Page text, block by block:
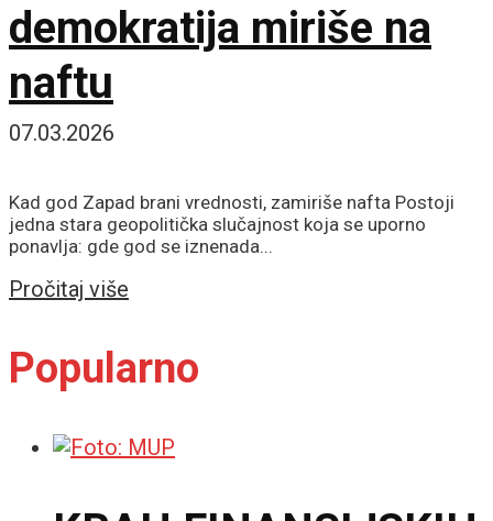
demokratija miriše na
naftu
07.03.2026
Kad god Zapad brani vrednosti, zamiriše nafta Postoji
jedna stara geopolitička slučajnost koja se uporno
ponavlja: gde god se iznenada...
Pročitaj više
Popularno